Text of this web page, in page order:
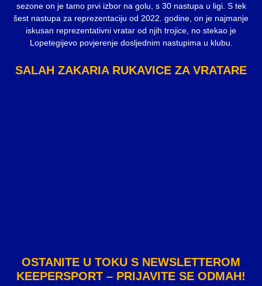
sezone on je tamo prvi izbor na golu, s 30 nastupa u ligi. S tek
šest nastupa za reprezentaciju od 2022. godine, on je najmanje
iskusan reprezentativni vratar od njih trojice, no stekao je
Lopetegijevo povjerenje dosljednim nastupima u klubu.
SALAH ZAKARIA RUKAVICE ZA VRATARE
OSTANITE U TOKU S NEWSLETTEROM
KEEPERSPORT – PRIJAVITE SE ODMAH!